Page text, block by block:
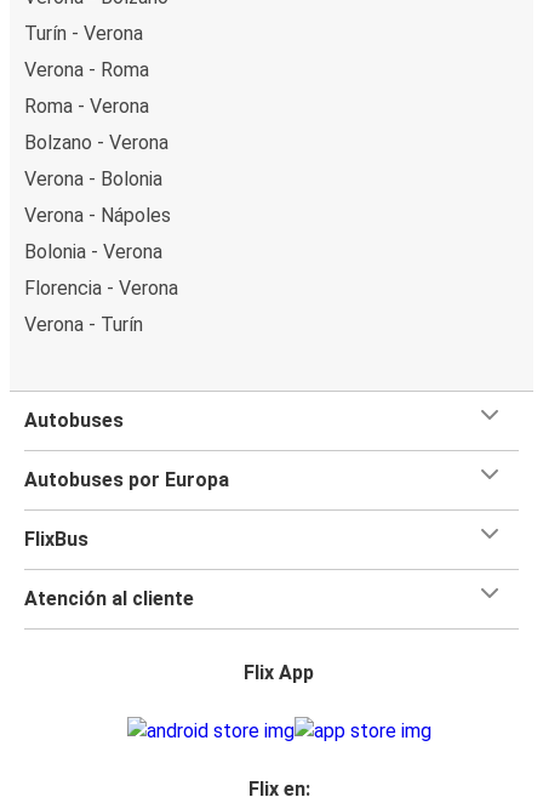
Turín - Verona
Verona - Roma
Roma - Verona
Bolzano - Verona
Verona - Bolonia
Verona - Nápoles
Bolonia - Verona
Florencia - Verona
Verona - Turín
Autobuses
Autobuses por Europa
FlixBus
Atención al cliente
Flix App
Flix en: